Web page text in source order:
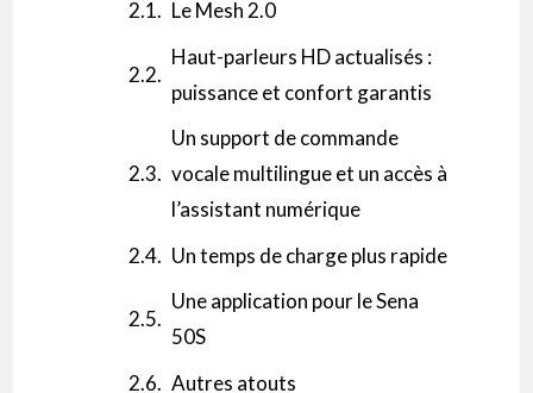
Le Mesh 2.0
Haut-parleurs HD actualisés :
puissance et confort garantis
Un support de commande
vocale multilingue et un accès à
l’assistant numérique
Un temps de charge plus rapide
Une application pour le Sena
50S
Autres atouts